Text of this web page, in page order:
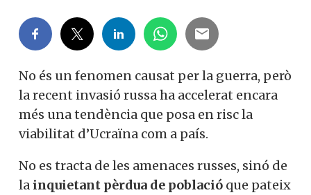
No és un fenomen causat per la guerra, però
la recent invasió russa ha accelerat encara
més una tendència que posa en risc la
viabilitat d’Ucraïna com a país.
No es tracta de les amenaces russes, sinó de
la inquietant pèrdua de població que pateix